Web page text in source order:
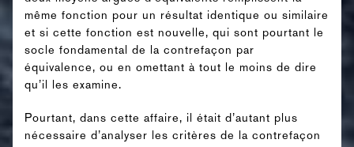
même fonction pour un résultat identique ou similaire
et si cette fonction est nouvelle, qui sont pourtant le
socle fondamental de la contrefaçon par
équivalence, ou en omettant à tout le moins de dire
qu’il les examine.
Pourtant, dans cette affaire, il était d’autant plus
nécessaire d’analyser les critères de la contrefaçon